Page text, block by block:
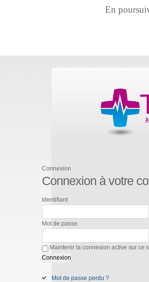
En
Connexion
Connexion à votre
Identifiant
Mot de passe
Maintenir la connexion active sur ce
Mot de passe perdu ?